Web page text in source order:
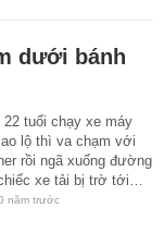
dưới bánh
22 tuổi chạy xe máy
lộ thì va chạm với
rồi ngã xuống đường
xe tải bị trờ tới…
năm trước